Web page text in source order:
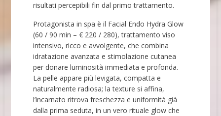
risultati percepibili fin dal primo trattamento.
Protagonista in spa è il Facial Endo Hydra Glow
(60 / 90 min – € 220 / 280), trattamento viso
intensivo, ricco e avvolgente, che combina
idratazione avanzata e stimolazione cutanea
per donare luminosità immediata e profonda.
La pelle appare più levigata, compatta e
naturalmente radiosa; la texture si affina,
l’incarnato ritrova freschezza e uniformità già
dalla prima seduta, in un vero rituale glow che